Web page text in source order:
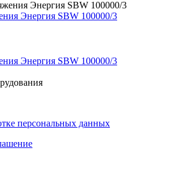
Энергия SBW 100000/3
Энергия SBW 100000/3
персональных данных